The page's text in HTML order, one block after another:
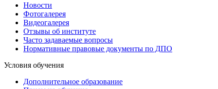
Новости
Фотогалерея
Видеогалерея
Отзывы об институте
Часто задаваемые вопросы
Нормативные правовые документы по ДПО
Условия обучения
Дополнительное образование